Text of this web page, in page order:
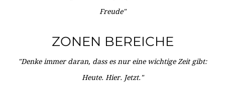
Freude"
ZONEN BEREICHE
"Denke immer daran, dass es nur eine wichtige Zeit gibt:
Heute. Hier. Jetzt."